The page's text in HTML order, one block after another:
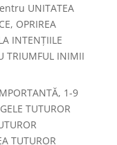
UNITATEA
OPRIREA
INTENȚIILE
TRIUMFUL INIMII
1-9
TUTUROR
TUTUROR